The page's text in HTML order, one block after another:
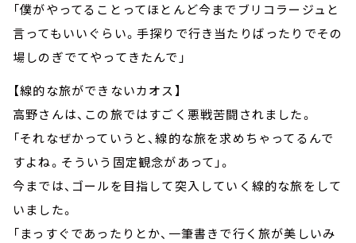
「僕がやってることってほとんど今までブリコラージュと
言ってもいいぐらい。手探りで行き当たりばったりでその
場しのぎでてやってきたんで」
【線的な旅ができないカオス】
高野さんは、この旅ではすごく悪戦苦闘されました。
「それなぜかっていうと、線的な旅を求めちゃってるんで
すよね。そういう固定観念があって」。
今までは、ゴールを目指して突入していく線的な旅をして
いました。
「まっすぐであったりとか、一筆書きで行く旅が美しいみ